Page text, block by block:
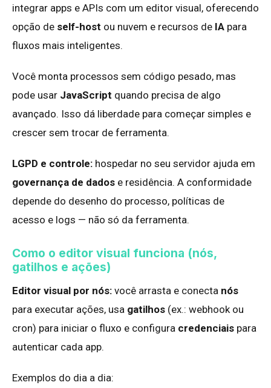
integrar apps e APIs com um editor visual, oferecendo
opção de self-host ou nuvem e recursos de IA para
fluxos mais inteligentes.
Você monta processos sem código pesado, mas
pode usar JavaScript quando precisa de algo
avançado. Isso dá liberdade para começar simples e
crescer sem trocar de ferramenta.
LGPD e controle: hospedar no seu servidor ajuda em
governança de dados e residência. A conformidade
depende do desenho do processo, políticas de
acesso e logs — não só da ferramenta.
Como o editor visual funciona (nós,
gatilhos e ações)
Editor visual por nós: você arrasta e conecta nós
para executar ações, usa gatilhos (ex.: webhook ou
cron) para iniciar o fluxo e configura credenciais para
autenticar cada app.
Exemplos do dia a dia: